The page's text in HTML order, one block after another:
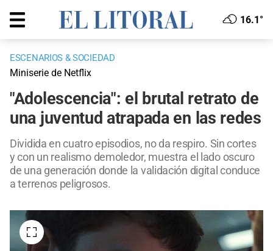
16.1°
ESCENARIOS & SOCIEDAD
Miniserie de Netflix
"Adolescencia": el brutal retrato de
una juventud atrapada en las redes
Dividida en cuatro episodios, no da respiro. Sin cortes
y con un realismo demoledor, muestra el lado oscuro
de una generación donde la validación digital conduce
a terrenos peligrosos.